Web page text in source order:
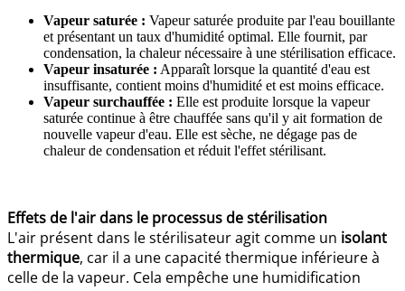
Vapeur saturée : Vapeur saturée produite par l'eau bouillante
et présentant un taux d'humidité optimal. Elle fournit, par
condensation, la chaleur nécessaire à une stérilisation efficace.
Vapeur insaturée : Apparaît lorsque la quantité d'eau est
insuffisante, contient moins d'humidité et est moins efficace.
Vapeur surchauffée : Elle est produite lorsque la vapeur
saturée continue à être chauffée sans qu'il y ait formation de
nouvelle vapeur d'eau. Elle est sèche, ne dégage pas de
chaleur de condensation et réduit l'effet stérilisant.
Effets de l'air dans le processus de stérilisation
L'air présent dans le stérilisateur agit comme un isolant
thermique, car il a une capacité thermique inférieure à
celle de la vapeur. Cela empêche une humidification